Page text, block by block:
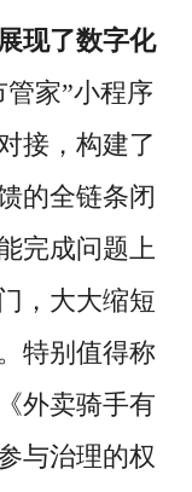
现了数字化
管家”小程序
接，构建了
的全链条闭
完成问题上
，大大缩短
特别值得称
外卖骑手有
与治理的权